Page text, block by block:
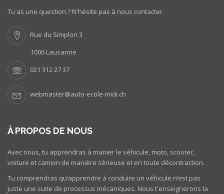
Tu as une question ? N'hésite pas à nous contacter.
Rue du Simplon 3
1006 Lausanne
021 312 27 37
webmaster@auto-ecole-midi.ch
À PROPOS DE NOUS
Avec nous, tu apprendras à manier le véhicule, moto, scooter,
voiture et camion de manière sérieuse et en toute décontraction.
Tu comprendras qu’apprendre à conduire un véhicule n’est pas
juste une suite de processus mécaniques. Nous t'enseignerons la